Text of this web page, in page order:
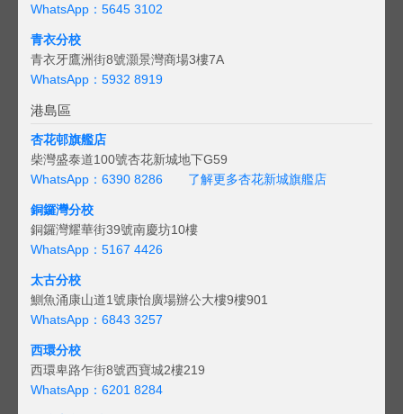
WhatsApp：5645 3102
青衣分校
青衣牙鷹洲街8號灝景灣商場3樓7A
WhatsApp：5932 8919
港島區
杏花邨旗艦店
柴灣盛泰道100號杏花新城地下G59
WhatsApp：6390 8286
了解更多杏花新城旗艦店
銅鑼灣分校
銅鑼灣耀華街39號南慶坊10樓
WhatsApp：5167 4426
太古分校
鰂魚涌康山道1號康怡廣場辦公大樓9樓901
WhatsApp：6843 3257
西環分校
西環卑路乍街8號西寶城2樓219
WhatsApp：6201 8284